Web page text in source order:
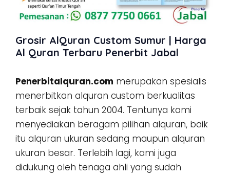
Grosir AlQuran Custom Sumur | Harga
Al Quran Terbaru Penerbit Jabal
Penerbitalquran.com merupakan spesialis
menerbitkan alquran custom berkualitas
terbaik sejak tahun 2004. Tentunya kami
menyediakan beragam pilihan alquran, baik
itu alquran ukuran sedang maupun alquran
ukuran besar. Terlebih lagi, kami juga
didukung oleh tenaga ahli yang sudah